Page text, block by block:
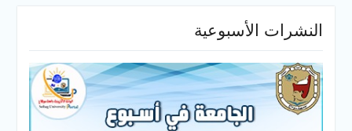
النشرات الأسبوعية